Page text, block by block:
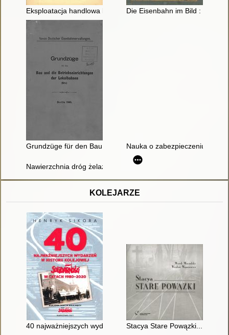
Eksploatacja handlowa kolei żelaznychDie Eisenbahn im Bild : Eine
Grundzüge für den Bau und die Betriebseinrichtungen der
Nauka o zabezpieczeniu
Nawierzchnia dróg żelaznych
KOLEJARZE
40 najważniejszych wydarzeń w historii kolejowej
Stacya Stare Powązki... : w